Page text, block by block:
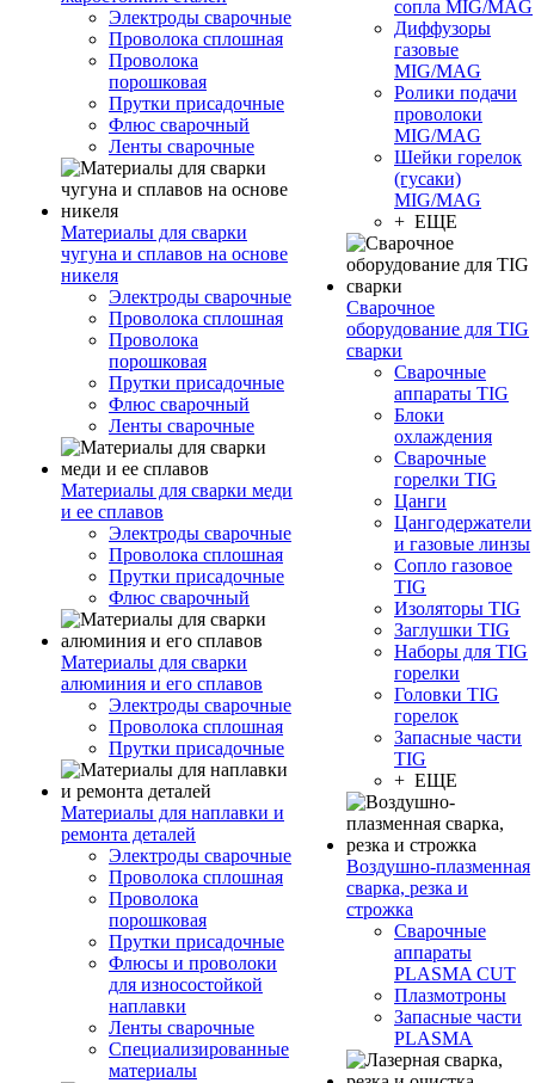
Электроды сварочные
Проволока сплошная
Проволока
порошковая
Прутки присадочные
Флюс сварочный
Ленты сварочные
Материалы для сварки
чугуна и сплавов на основе
никеля
Электроды сварочные
Проволока сплошная
Проволока
порошковая
Прутки присадочные
Флюс сварочный
Ленты сварочные
Материалы для сварки меди
и ее сплавов
Электроды сварочные
Проволока сплошная
Прутки присадочные
Флюс сварочный
Материалы для сварки
алюминия и его сплавов
Электроды сварочные
Проволока сплошная
Прутки присадочные
Материалы для наплавки и
ремонта деталей
Электроды сварочные
Проволока сплошная
Проволока
порошковая
Прутки присадочные
Флюсы и проволоки
для износостойкой
наплавки
Ленты сварочные
Специализированные
материалы
сопла MIG/MAG
Диффузоры
газовые
MIG/MAG
Ролики подачи
проволоки
MIG/MAG
Шейки горелок
(гусаки)
MIG/MAG
+ ЕЩЕ
Сварочное
оборудование для TIG
сварки
Сварочные
аппараты TIG
Блоки
охлаждения
Сварочные
горелки TIG
Цанги
Цангодержатели
и газовые линзы
Сопло газовое
TIG
Изоляторы TIG
Заглушки TIG
Наборы для TIG
горелки
Головки TIG
горелок
Запасные части
TIG
+ ЕЩЕ
Воздушно-плазменная
сварка, резка и
строжка
Сварочные
аппараты
PLASMA CUT
Плазмотроны
Запасные части
PLASMA